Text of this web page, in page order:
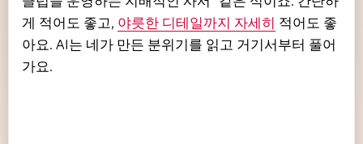
게 적어도 좋고, 야릇한 디테일까지 자세히 적어도 좋
아요. AI는 네가 만든 분위기를 읽고 거기서부터 풀어
가요.